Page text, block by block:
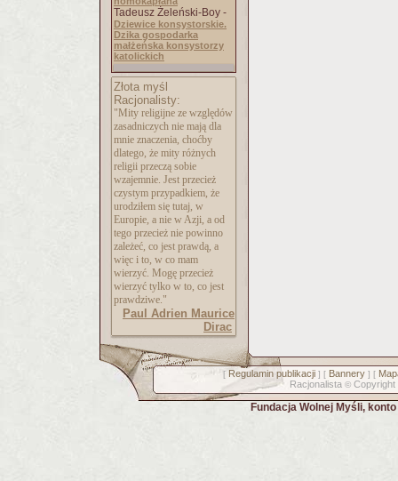
Tadeusz Żeleński-Boy -
Dziewice konsystorskie.
Dzika gospodarka
małżeńska konsystorzy
katolickich
Złota myśl
Racjonalisty:
"Mity religijne ze względów
zasadniczych nie mają dla
mnie znaczenia, choćby
dlatego, że mity różnych
religii przeczą sobie
wzajemnie. Jest przecież
czystym przypadkiem, że
urodziłem się tutaj, w
Europie, a nie w Azji, a od
tego przecież nie powinno
zależeć, co jest prawdą, a
więc i to, w co mam
wierzyć. Mogę przecież
wierzyć tylko w to, co jest
prawdziwe."
Paul Adrien Maurice
Dirac
[ Regulamin publikacji] [ Bannery] [
Racjonalista © Copyright
Fundacja Wolnej Myśli,